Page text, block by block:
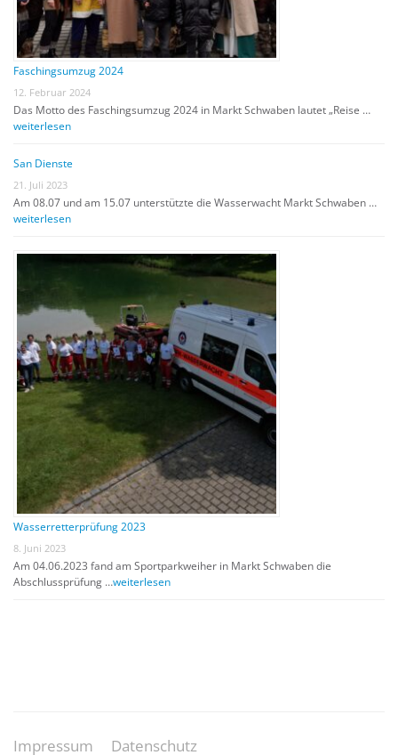
Faschingsumzug 2024
12. Februar 2024
Das Motto des Faschingsumzug 2024 in Markt Schwaben lautet „Reise …
weiterlesen
San Dienste
21. Juli 2023
Am 08.07 und am 15.07 unterstützte die Wasserwacht Markt Schwaben …
weiterlesen
Wasserretterprüfung 2023
8. Juni 2023
Am 04.06.2023 fand am Sportparkweiher in Markt Schwaben die
Abschlussprüfung …weiterlesen
Impressum Datenschutz